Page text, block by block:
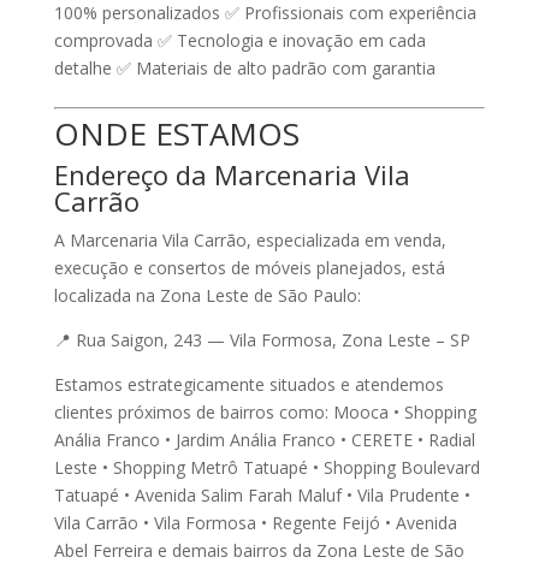
100% personalizados ✅ Profissionais com experiência
comprovada ✅ Tecnologia e inovação em cada
detalhe ✅ Materiais de alto padrão com garantia
ONDE ESTAMOS
Endereço da Marcenaria Vila
Carrão
A Marcenaria Vila Carrão, especializada em venda,
execução e consertos de móveis planejados, está
localizada na Zona Leste de São Paulo:
📍 Rua Saigon, 243 — Vila Formosa, Zona Leste – SP
Estamos estrategicamente situados e atendemos
clientes próximos de bairros como: Mooca • Shopping
Anália Franco • Jardim Anália Franco • CERETE • Radial
Leste • Shopping Metrô Tatuapé • Shopping Boulevard
Tatuapé • Avenida Salim Farah Maluf • Vila Prudente •
Vila Carrão • Vila Formosa • Regente Feijó • Avenida
Abel Ferreira e demais bairros da Zona Leste de São